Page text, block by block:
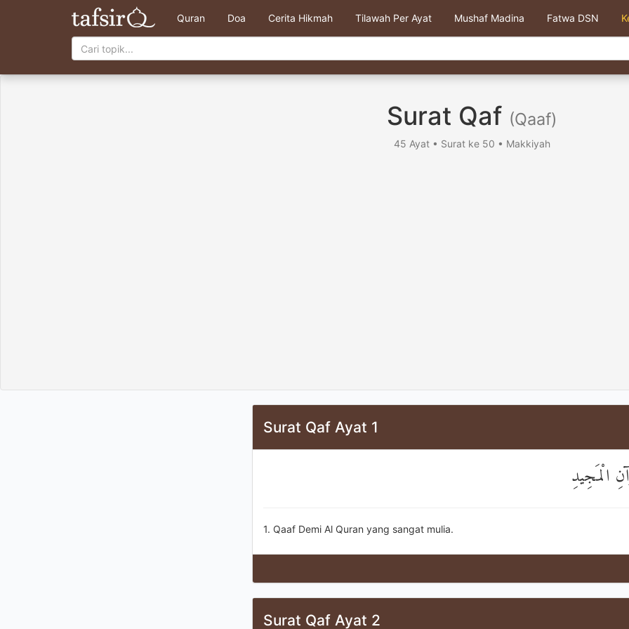
Quran Doa Cerita Hikmah Tilawah Per Ayat Mushaf Madina Fatwa DSN
Surat Qaf (Qaaf)
45 Ayat • Surat ke 50 • Makkiyah
Surat Qaf Ayat 1
الْمَجِيدِ
1. Qaaf Demi Al Quran yang sangat mulia.
Surat Qaf Ayat 2